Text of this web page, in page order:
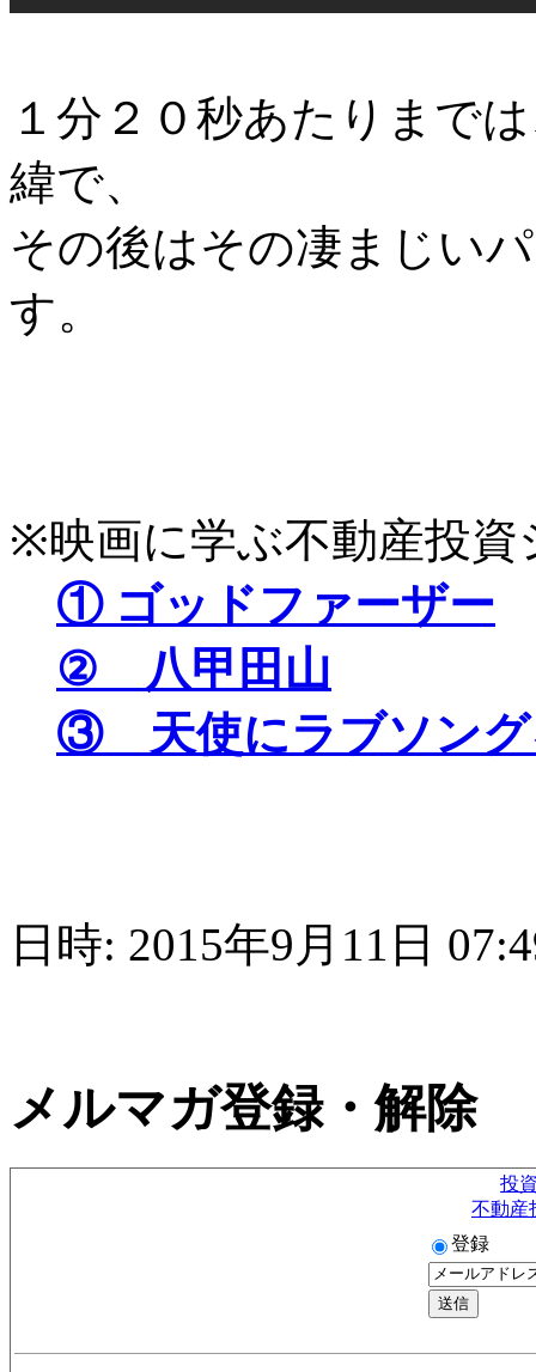
１分２０秒あたりまで
緯で、
その後はその凄まじい
す。
※映画に学ぶ不動産投資
① ゴッドファーザー
② 八甲田山
③ 天使にラブソング
日時: 2015年9月11日
メルマガ登録・解除
投
不動産
登録